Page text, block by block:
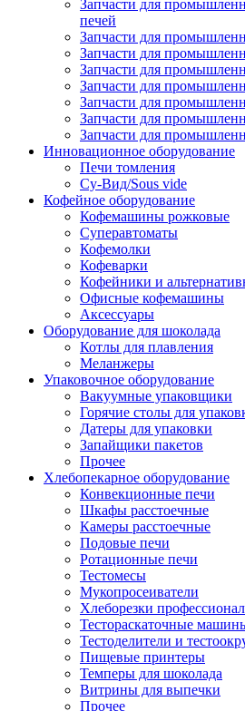
Запчасти для
печей
Запчасти для
Запчасти для
Запчасти для
Запчасти для
Запчасти для
Запчасти для
Запчасти для
Инновационное оборудование
Печи томления
Су-Вид/Sous vide
Кофейное оборудование
Кофемашины рожковые
Суперавтоматы
Кофемолки
Кофеварки
Кофейники и
Офисные кофемашины
Аксессуары
Оборудование для шоколада
Котлы для плавления
Меланжеры
Упаковочное оборудование
Вакуумные упаковщики
Горячие столы для
Датеры для упаковки
Запайщики пакетов
Прочее
Хлебопекарное оборудование
Конвекционные печи
Шкафы расстоечные
Камеры расстоечные
Подовые печи
Ротационные печи
Тестомесы
Мукопросеиватели
Хлеборезки
Тестораскаточные
Тестоделители и
Пищевые принтеры
Темперы для шоколада
Витрины для выпечки
Прочее